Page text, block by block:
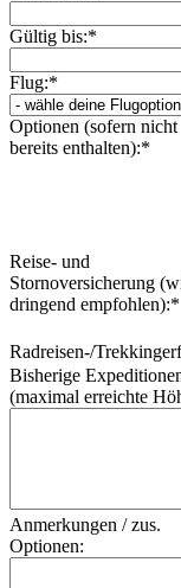
Gültig bis:*
Flug:*
Optionen (sofern nicht
bereits enthalten):*
Reise- und
Stornoversicherung
dringend empfohlen):*
Radreisen-/
Bisherige
(maximal erreichte
Anmerkungen / zus.
Optionen: